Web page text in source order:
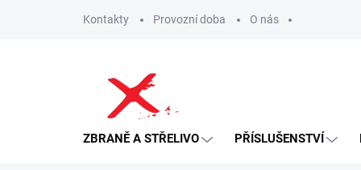
Kontakty Provozní doba O nás
ZBRANĚ A STŘELIVO PŘÍSLUŠENSTVÍ